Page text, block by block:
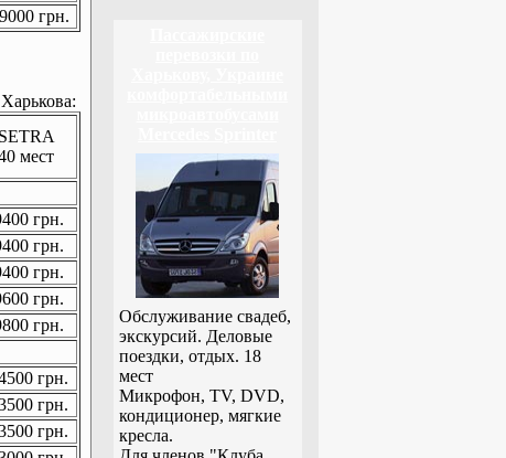
грн.
SETRA
мест
грн.
грн.
грн.
грн.
грн.
грн.
грн.
грн.
Обслуживание свадеб,
экскурсий. Деловые
поездки, отдых. 18
мест
Микрофон, TV, DVD,
кондиционер, мягкие
кресла.